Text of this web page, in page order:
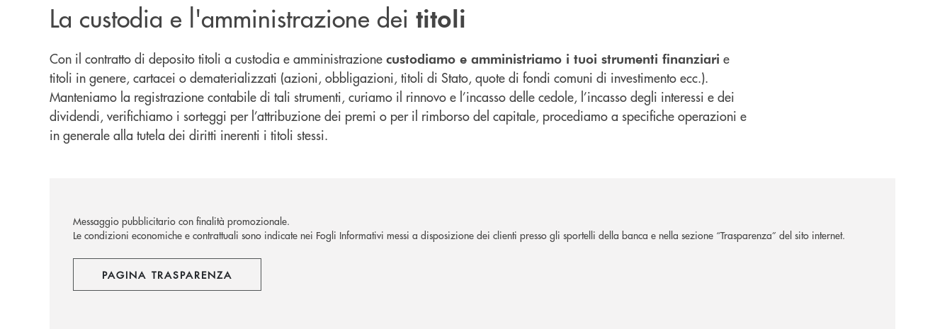
La custodia e l'amministrazione dei titoli
Con il contratto di deposito titoli a custodia e amministrazione custodiamo e amministriamo i tuoi strumenti finanziari e
titoli in genere, cartacei o dematerializzati (azioni, obbligazioni, titoli di Stato, quote di fondi comuni di investimento ecc.).
Manteniamo la registrazione contabile di tali strumenti, curiamo il rinnovo e l’incasso delle cedole, l’incasso degli interessi e dei
dividendi, verifichiamo i sorteggi per l’attribuzione dei premi o per il rimborso del capitale, procediamo a specifiche operazioni e
in generale alla tutela dei diritti inerenti i titoli stessi.
Messaggio pubblicitario con finalità promozionale.
Le condizioni economiche e contrattuali sono indicate nei Fogli Informativi messi a disposizione dei clienti presso gli sportelli della banca e nella sezione “Trasparenza” del sito internet.
PAGINA TRASPARENZA